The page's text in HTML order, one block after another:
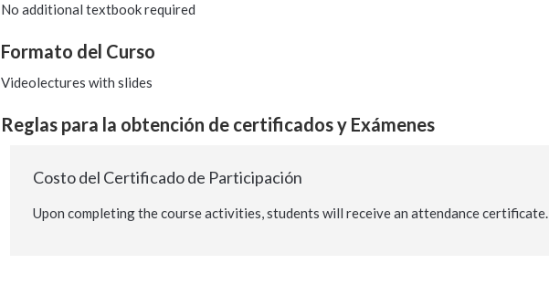
No additional textbook required
Formato del Curso
Videolectures with slides
Reglas para la obtención de certificados y Exámenes
Costo del Certificado de Participación
Upon completing the course activities, students will receive an attendance certificate.